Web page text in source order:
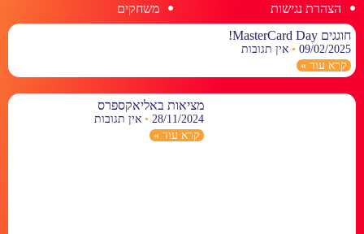
הצהרת נגישות
משחקים
חוגגים MasterCard Day!
09/02/2025
אין תגובות
קרא עוד »
מציאות באליאקספרס
28/11/2024
אין תגובות
קרא עוד »